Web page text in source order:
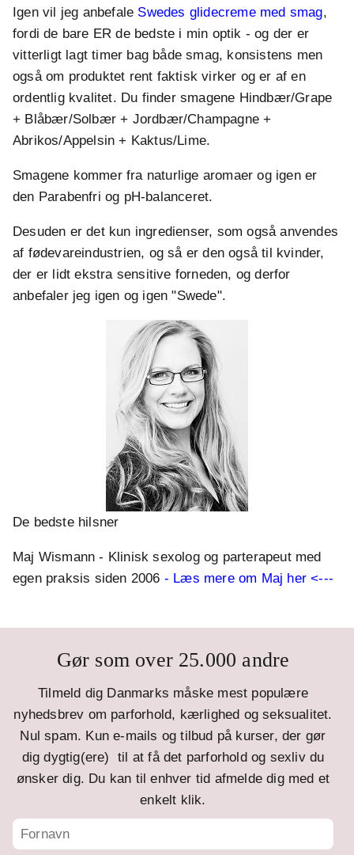
Igen vil jeg anbefale Swedes glidecreme med smag,
fordi de bare ER de bedste i min optik - og der er
vitterligt lagt timer bag både smag, konsistens men
også om produktet rent faktisk virker og er af en
ordentlig kvalitet. Du finder smagene Hindbær/Grape
+ Blåbær/Solbær + Jordbær/Champagne +
Abrikos/Appelsin + Kaktus/Lime.
Smagene kommer fra naturlige aromaer og igen er
den Parabenfri og pH-balanceret.
Desuden er det kun ingredienser, som også anvendes
af fødevareindustrien, og så er den også til kvinder,
der er lidt ekstra sensitive forneden, og derfor
anbefaler jeg igen og igen "Swede".
De bedste hilsner
Maj Wismann - Klinisk sexolog og parterapeut med
egen praksis siden 2006 - Læs mere om Maj her <---
Gør som over 25.000 andre
Tilmeld dig Danmarks måske mest populære
nyhedsbrev om parforhold, kærlighed og seksualitet.
Nul spam. Kun e-mails og tilbud på kurser, der gør
dig dygtig(ere) til at få det parforhold og sexliv du
ønsker dig. Du kan til enhver tid afmelde dig med et
enkelt klik.